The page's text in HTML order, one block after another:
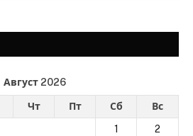
Август 2026
Чт Пт Сб
Вс
1
2